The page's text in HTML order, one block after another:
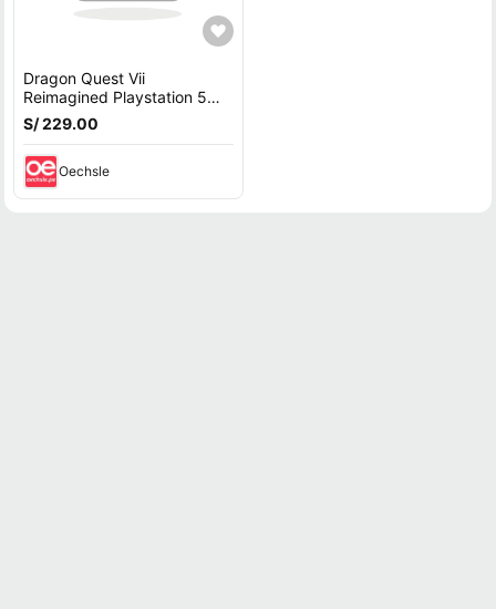
Dragon Quest Vii
Reimagined Playstation 5
Latam
S/ 229.00
Oechsle